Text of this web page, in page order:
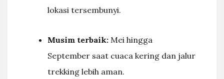
lokasi tersembunyi.
Musim terbaik: Mei hingga
September saat cuaca kering dan jalur
trekking lebih aman.